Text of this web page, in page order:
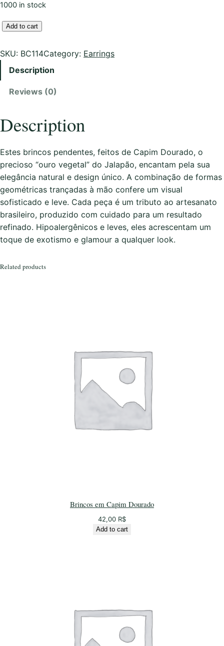
1000 in stock
i
a
p
i
m
D
o
u
r
d
Add to cart
SKU: BC114Category: Earrings
Description
Reviews (0)
Description
Estes brincos pendentes, feitos de Capim Dourado, o
precioso “ouro vegetal” do Jalapão, encantam pela sua
elegância natural e design único. A combinação de formas
geométricas trançadas à mão confere um visual
sofisticado e leve. Cada peça é um tributo ao artesanato
brasileiro, produzido com cuidado para um resultado
refinado. Hipoalergênicos e leves, eles acrescentam um
toque de exotismo e glamour a qualquer look.
Related products
Brincos em Capim Dourado
42,00 R$
Add to cart